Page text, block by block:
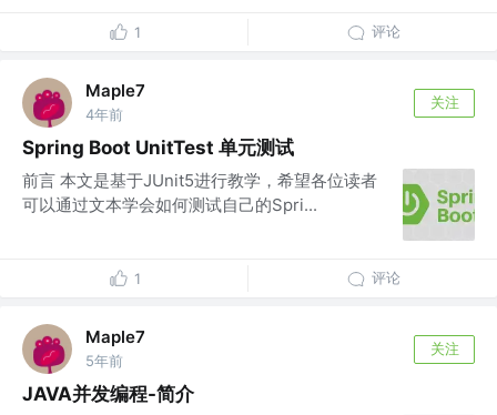
1 评论
Maple7
4年前
关注
Spring Boot UnitTest 单元测试
前言 本文是基于JUnit5进行教学，希望各位读者
可以通过文本学会如何测试自己的Spri...
1 评论
Maple7
5年前
关注
JAVA并发编程-简介